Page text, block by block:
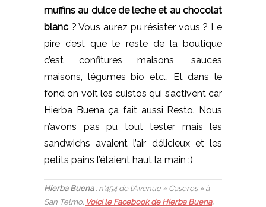
muffins au dulce de leche et au chocolat
blanc ? Vous aurez pu résister vous ? Le
pire c’est que le reste de la boutique
c’est confitures maisons, sauces
maisons, légumes bio etc… Et dans le
fond on voit les cuistos qui s’activent car
Hierba Buena ça fait aussi Resto. Nous
n’avons pas pu tout tester mais les
sandwichs avaient l’air délicieux et les
petits pains l’étaient haut la main :)
Hierba Buena: n°454 de l’Avenue « Caseros » à
San Telmo. Voici le Facebook de Hierba Buena.